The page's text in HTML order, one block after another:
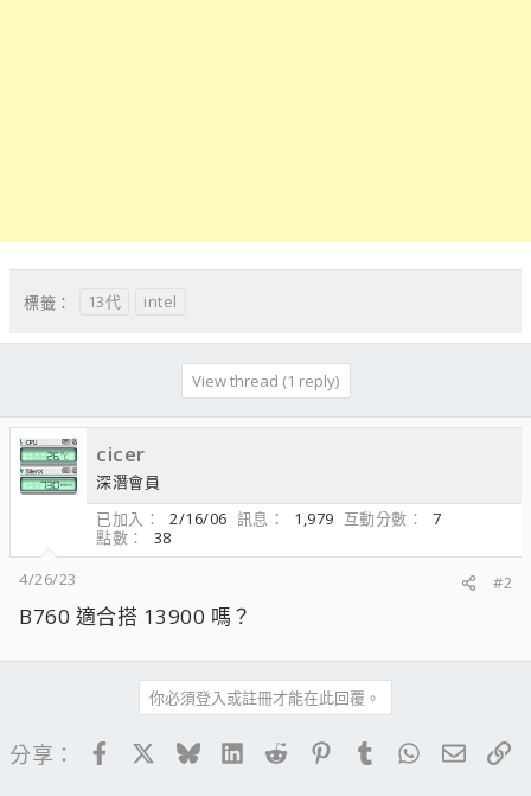
標籤： 13代 intel
View thread (1 reply)
cicer
深潛會員
已加入
2/16/06 訊息 1,979 互動分數
7
點數
38
4/26/23
#2
B760 適合搭 13900 嗎？
你必須登入或註冊才能在此回覆。
分享： FacebookBlueskyLinkedIn
Reddit PinterestTumblrWhatsApp
電子